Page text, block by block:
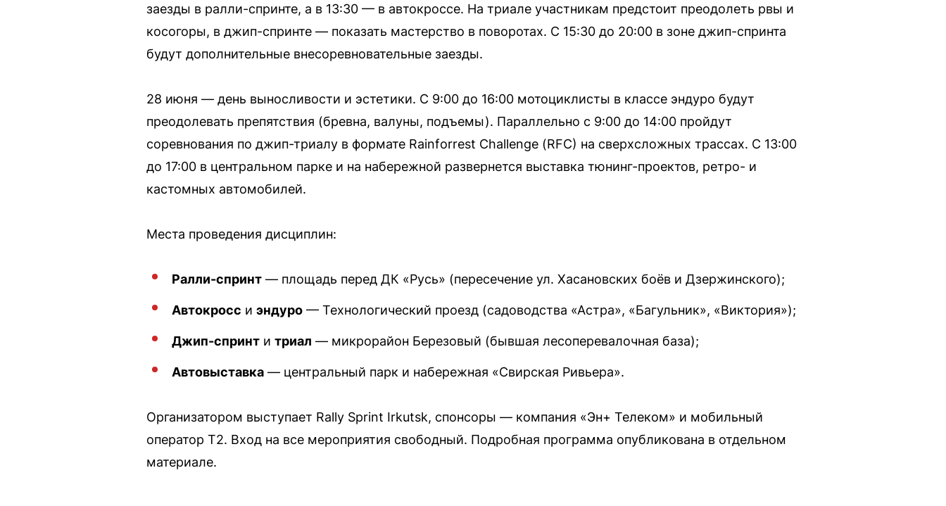
заезды в ралли-спринте, а в 13:30 — в автокроссе. На триале участникам предстоит преодолеть рвы и
косогоры, в джип-спринте — показать мастерство в поворотах. С 15:30 до 20:00 в зоне джип-спринта
будут дополнительные внесоревновательные заезды.
28 июня — день выносливости и эстетики. С 9:00 до 16:00 мотоциклисты в классе эндуро будут
преодолевать препятствия (бревна, валуны, подъемы). Параллельно с 9:00 до 14:00 пройдут
соревнования по джип-триалу в формате Rainforrest Challenge (RFC) на сверхсложных трассах. С 13:00
до 17:00 в центральном парке и на набережной развернется выставка тюнинг-проектов, ретро- и
кастомных автомобилей.
Места проведения дисциплин:
Ралли-спринт — площадь перед ДК «Русь» (пересечение ул. Хасановских боёв и Дзержинского);
Автокросс и эндуро — Технологический проезд (садоводства «Астра», «Багульник», «Виктория»);
Джип-спринт и триал — микрорайон Березовый (бывшая лесоперевалочная база);
Автовыставка — центральный парк и набережная «Свирская Ривьера».
Организатором выступает Rally Sprint Irkutsk, спонсоры — компания «Эн+ Телеком» и мобильный
оператор Т2. Вход на все мероприятия свободный. Подробная программа опубликована в отдельном
материале.